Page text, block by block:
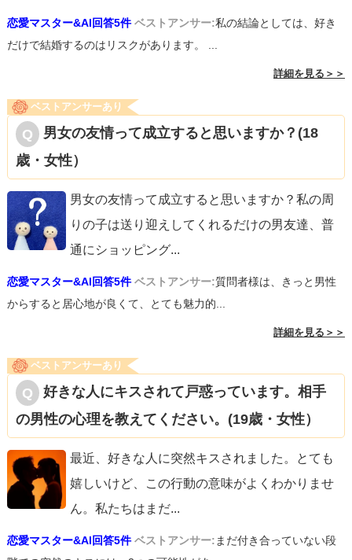
恋愛マスター&AI回答5件 ベストアンサー:私の結論としては、好き
だけで結婚するのはリスクがあります。 ...
詳細を見る＞＞
ベストアンサーあり
男女の友情って成立すると思いますか？(18
歳・女性）
男女の友情って成立すると思いますか？私の周
りの子は送り迎えしてくれるだけの男友達、普
通にショッピング...
恋愛マスター&AI回答5件 ベストアンサー:質問者様は、きっと男性
からすると居心地が良くて、とても魅力的...
詳細を見る＞＞
ベストアンサーあり
好きな人にキスされて戸惑っています。相手
の男性の心理を教えてください。(19歳・女性）
最近、好きな人に突然キスされました。とても
嬉しいけど、この行動の意味がよくわかりませ
ん。私たちはまだ...
恋愛マスター&AI回答5件 ベストアンサー:まだ付き合っていない段